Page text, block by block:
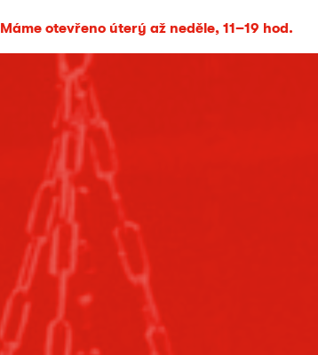
Máme otevřeno úterý až neděle, 11–19 hod.